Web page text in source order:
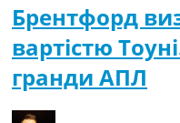
Брентфорд
вартістю
гранди АПЛ